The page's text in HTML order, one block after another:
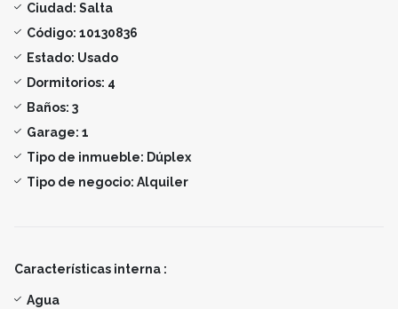
Ciudad: Salta
Código: 10130836
Estado: Usado
Dormitorios: 4
Baños: 3
Garage: 1
Tipo de inmueble: Dúplex
Tipo de negocio: Alquiler
Características interna :
Agua